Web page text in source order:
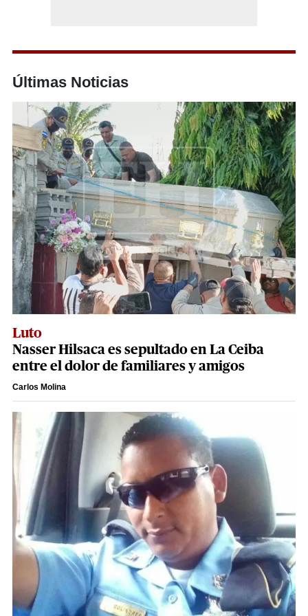
Últimas Noticias
Luto
Nasser Hilsaca es sepultado en La Ceiba
entre el dolor de familiares y amigos
Carlos Molina